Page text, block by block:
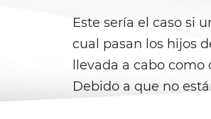
Este sería el caso si
cual pasan los hijos
llevada a cabo
Debido a que no